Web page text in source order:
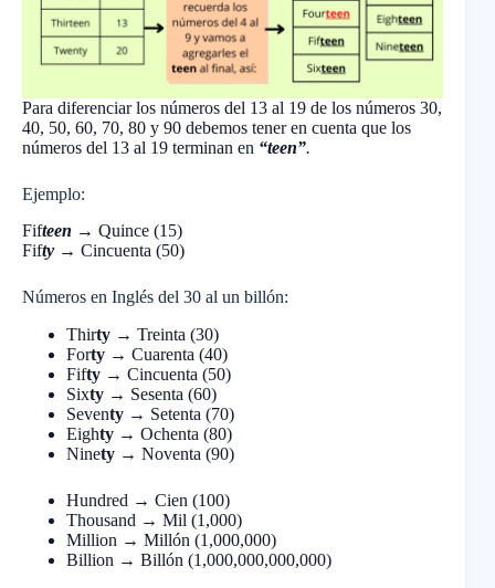
Para diferenciar los números del 13 al 19 de los números 30,
40, 50, 60, 70, 80 y 90 debemos tener en cuenta que los
números del 13 al 19 terminan en “teen”.
Ejemplo:
Fifteen → Quince (15)
Fifty → Cincuenta (50)
Números en Inglés del 30 al un billón:
Thirty → Treinta (30)
Forty → Cuarenta (40)
Fifty → Cincuenta (50)
Sixty → Sesenta (60)
Seventy → Setenta (70)
Eighty → Ochenta (80)
Ninety → Noventa (90)
Hundred → Cien (100)
Thousand → Mil (1,000)
Million → Millón (1,000,000)
Billion → Billón (1,000,000,000,000)